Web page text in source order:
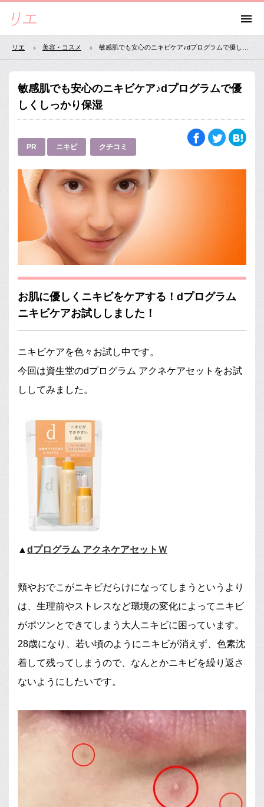
リエ 美容・コスメ
敏感肌でも安心のニキビケア♪dプログラムで優
しくしっかり保湿
PR ニキビ クチコミ
お肌に優しくニキビをケアする！dプログラム
ニキビケアお試ししました！
ニキビケアを色々お試し中です。
今回は資生堂のdプログラム アクネケアセットをお試
ししてみました。
▲ dプログラム アクネケアセットＷ
頬やおでこがニキビだらけになってしまうというより
は、生理前やストレスなど環境の変化によってニキビ
がポツンとできてしまう大人ニキビに困っています。
28歳になり、若い頃のようにニキビが消えず、色素沈
着して残ってしまうので、なんとかニキビを繰り返さ
ないようにしたいです。